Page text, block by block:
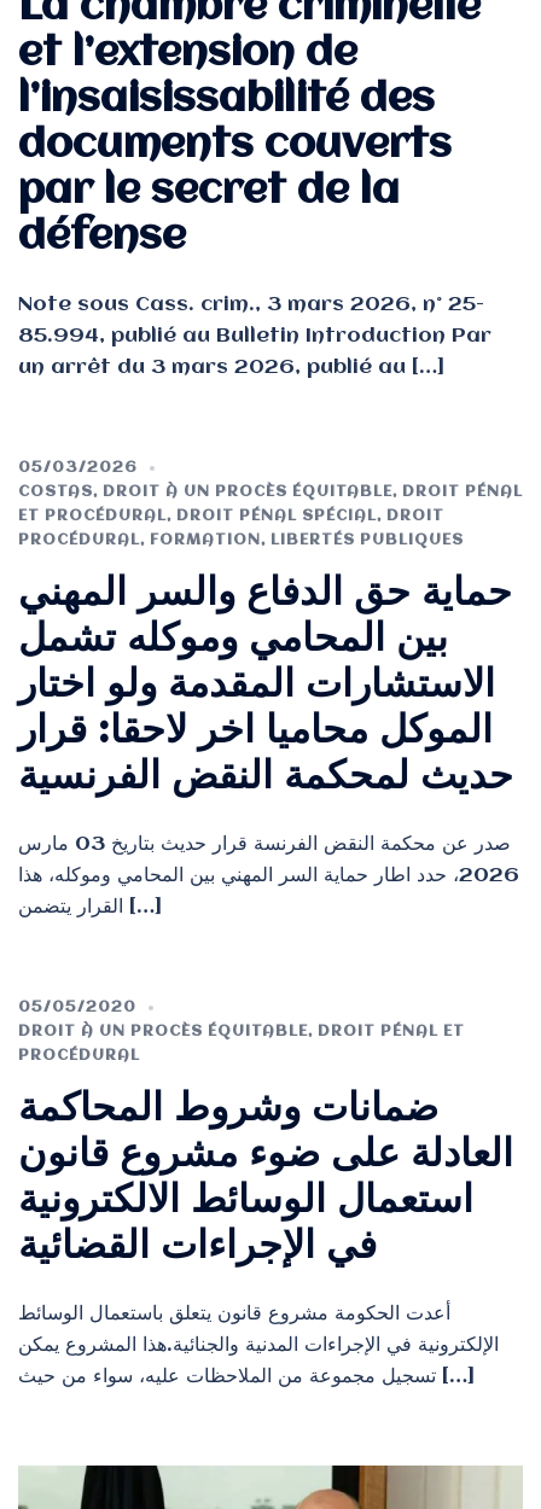
La chambre criminelle
et l’extension de
l’insaisissabilité des
documents couverts
par le secret de la
défense
Note sous Cass. crim., 3 mars 2026, n° 25-
85.994, publié au Bulletin Introduction Par
un arrêt du 3 mars 2026, publié au […]
05/03/2026
COSTAS, DROIT À UN PROCÈS ÉQUITABLE,
DROIT PÉNAL
ET PROCÉDURAL, DROIT PÉNAL SPÉCIAL,
DROIT
PROCÉDURAL, FORMATION , LIBERTÉS PUBLIQUES
حماية حق الدفاع والسر المهني
بين المحامي وموكله تشمل
الاستشارات المقدمة ولو اختار
الموكل محاميا اخر لاحقا: قرار
حديث لمحكمة النقض الفرنسية
صدر عن محكمة النقض الفرنسة قرار حديث بتاريخ 03 مارس
2026، حدد اطار حماية السر المهني بين المحامي وموكله، هذا
القرار يتضمن […]
05/05/2020
DROIT À UN PROCÈS ÉQUITABLE,
DROIT PÉNAL ET
PROCÉDURAL
ضمانات وشروط المحاكمة
العادلة على ضوء مشروع قانون
استعمال الوسائط الالكترونية
في الإجراءات القضائية
أعدت الحكومة مشروع قانون يتعلق باستعمال الوسائط
الإلكترونية في الإجراءات المدنية والجنائية.هذا المشروع يمكن
تسجيل مجموعة من الملاحظات عليه، سواء من حيث […]